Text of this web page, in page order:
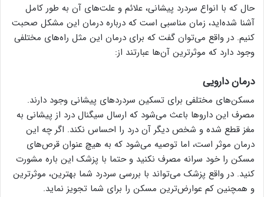
حال که با انواع سردرد پیشانی، علائم و علت‌های آن به طور کامل
آشنا شده‌اید، زمان مناسبی است که درباره درمان این مشکل صحبت
کنیم. در واقع می‌توان گفت که برای درمان این مثل راه‌های مختلفی
وجود دارد که موثر‌ترین آن‌ها عبارتند از:
درمان دارویی
مسکن‌های مختلفی برای تسکین سردرد‌های پیشانی وجود دارند.
مصرف این دارو‌ها باعث می‌شود که ارسال سیگنال درد از پیشانی به
مغز قطع شده و شخص دیگر آن درد را احساس نکند. اگر چه این
درمان موثر است، اما توصیه می‌شود که به هیچ عنوان قرص‌های
مسکن را خود سرانه مصرف نکنید و حتما با پزشک این باره مشورت
کنید. در واقع پزشک می‌تواند با بررسی سردرد شما بهترین، موثرترین
و همچنین کم عوارض‌ترین مسکن را برای شما تجویز نماید.